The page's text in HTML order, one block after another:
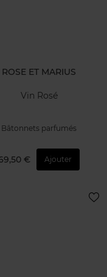
ROSE ET MARIUS
Vin Rosé
Bâtonnets parfumés
€ Ajouter